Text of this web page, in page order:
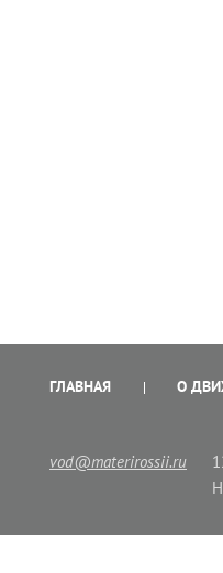
ГЛАВНАЯ О
vod@materirossii.ru